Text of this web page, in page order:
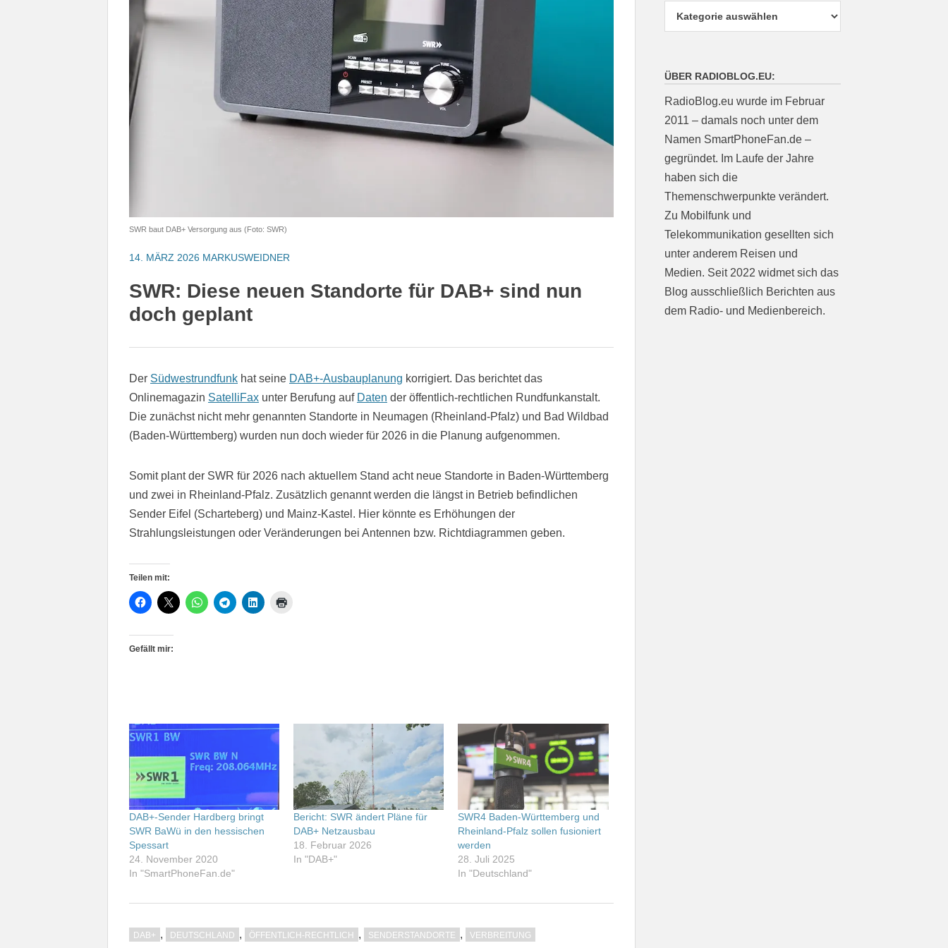
SWR baut DAB+ Versorgung aus (Foto: SWR)
14. MÄRZ 2026 MARKUSWEIDNER
SWR: Diese neuen Standorte für DAB+ sind nun
doch geplant
Der Südwestrundfunk hat seine DAB+-Ausbauplanung korrigiert. Das berichtet das
Onlinemagazin SatelliFax unter Berufung auf Daten der öffentlich-rechtlichen Rundfunkanstalt.
Die zunächst nicht mehr genannten Standorte in Neumagen (Rheinland-Pfalz) und Bad Wildbad
(Baden-Württemberg) wurden nun doch wieder für 2026 in die Planung aufgenommen.
Somit plant der SWR für 2026 nach aktuellem Stand acht neue Standorte in Baden-Württemberg
und zwei in Rheinland-Pfalz. Zusätzlich genannt werden die längst in Betrieb befindlichen
Sender Eifel (Scharteberg) und Mainz-Kastel. Hier könnte es Erhöhungen der
Strahlungsleistungen oder Veränderungen bei Antennen bzw. Richtdiagrammen geben.
Teilen mit:
Gefällt mir:
DAB+-Sender Hardberg bringt
SWR BaWü in den hessischen
Spessart
24. November 2020
In "SmartPhoneFan.de"
Bericht: SWR ändert Pläne für
DAB+ Netzausbau
18. Februar 2026
In "DAB+"
SWR4 Baden-Württemberg und
Rheinland-Pfalz sollen fusioniert
werden
28. Juli 2025
In "Deutschland"
DAB+ , DEUTSCHLAND , ÖFFENTLICH-RECHTLICH , SENDERSTANDORTE , VERBREITUNG
ÜBER RADIOBLOG.EU:
RadioBlog.eu wurde im Februar
2011 – damals noch unter dem
Namen SmartPhoneFan.de –
gegründet. Im Laufe der Jahre
haben sich die
Themenschwerpunkte verändert.
Zu Mobilfunk und
Telekommunikation gesellten sich
unter anderem Reisen und
Medien. Seit 2022 widmet sich das
Blog ausschließlich Berichten aus
dem Radio- und Medienbereich.